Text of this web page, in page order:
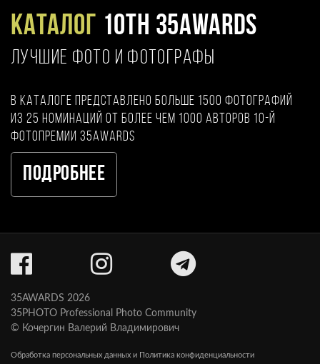
Каталог 10TH 35AWARDS
ЛУЧШИЕ ФОТО И ФОТОГРАФЫ
В каталоге представлено больше 1500 фотографий
из 25 номинаций от более чем 1000 авторов 10-й
фотопремии 35AWARDS
Подробнее
35AWARDS 2026
35PHOTO Professional Photo Community
© Кочергин Валерий Владимирович
Обработка персональных данных и Политика конфиденциальности